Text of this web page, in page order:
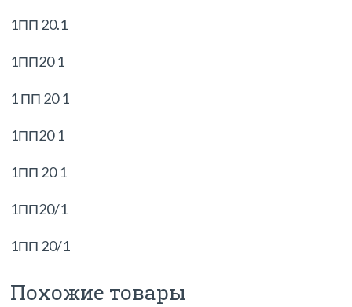
1ПП 20.1
1ПП20 1
1 ПП 20 1
1ПП20 1
1ПП 20 1
1ПП20/1
1ПП 20/1
Похожие товары